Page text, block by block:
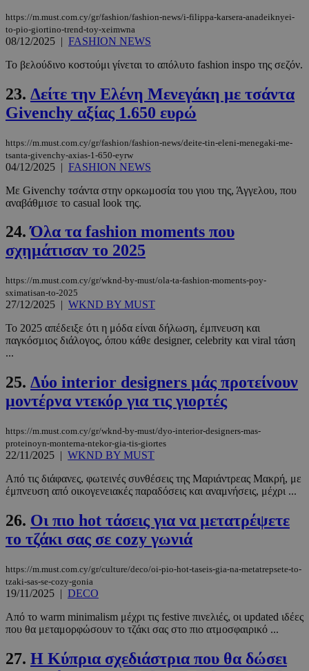
https://m.must.com.cy/gr/fashion/fashion-news/i-filippa-karsera-anadeiknyei-
to-pio-giortino-trend-toy-xeimwna
08/12/2025 | FASHION NEWS
Το βελούδινο κοστούμι γίνεται το απόλυτο fashion inspo της σεζόν.
23. Δείτε την Ελένη Μενεγάκη με τσάντα
Givenchy αξίας 1.650 ευρώ
https://m.must.com.cy/gr/fashion/fashion-news/deite-tin-eleni-menegaki-me-
tsanta-givenchy-axias-1-650-eyrw
04/12/2025 | FASHION NEWS
Με Givenchy τσάντα στην ορκωμοσία του γιου της, Άγγελου, που
αναβάθμισε το casual look της.
24.Όλα τα fashion moments που
σχημάτισαν το 2025
https://m.must.com.cy/gr/wknd-by-must/ola-ta-fashion-moments-poy-
sximatisan-to-2025
27/12/2025 | WKND BY MUST
Το 2025 απέδειξε ότι η μόδα είναι δήλωση, έμπνευση και
παγκόσμιος διάλογος, όπου κάθε designer, celebrity και viral τάση
...
25. Δύο interior designers μάς προτείνουν
μοντέρνα ντεκόρ για τις γιορτές
https://m.must.com.cy/gr/wknd-by-must/dyo-interior-designers-mas-
proteinoyn-monterna-ntekor-gia-tis-giortes
22/11/2025 | WKND BY MUST
Από τις διάφανες, φωτεινές συνθέσεις της Μαριάντρεας Μακρή, με
έμπνευση από οικογενειακές παραδόσεις και αναμνήσεις, μέχρι ...
26. Οι πιο hot τάσεις για να μετατρέψετε
το τζάκι σας σε cozy γωνιά
https://m.must.com.cy/gr/culture/deco/oi-pio-hot-taseis-gia-na-metatrepsete-to-
tzaki-sas-se-cozy-gonia
19/11/2025 | DECO
Από το warm minimalism μέχρι τις festive πινελιές, οι updated ιδέες
που θα μεταμορφώσουν το τζάκι σας στο πιο ατμοσφαιρικό ...
27. Η Κύπρια σχεδιάστρια που θα δώσει
CookieScriptConsent
CookieScript
4
_scc_session
.entelia-
adserver.com
PHPSESSID
PHP.net